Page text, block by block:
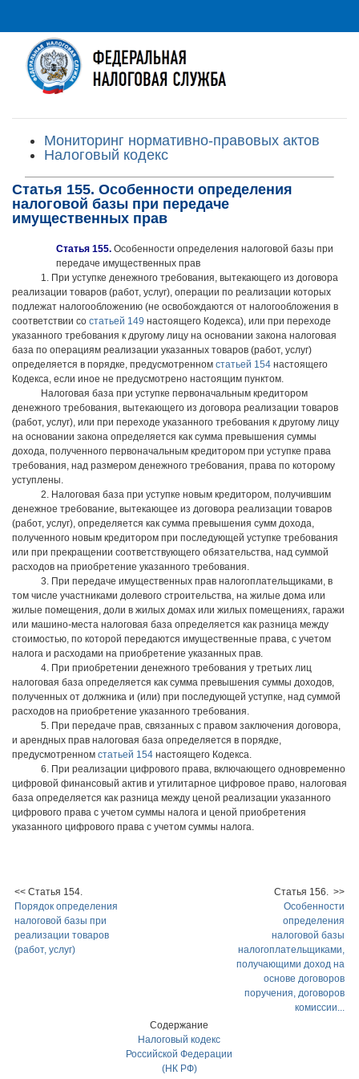
Мониторинг нормативно-правовых актов
Налоговый кодекс
Статья 155. Особенности определения
налоговой базы при передаче
имущественных прав
Статья 155. Особенности определения налоговой базы при
передаче имущественных прав
1. При уступке денежного требования, вытекающего из договора
реализации товаров (работ, услуг), операции по реализации которых
подлежат налогообложению (не освобождаются от налогообложения в
соответствии со статьей 149 настоящего Кодекса), или при переходе
указанного требования к другому лицу на основании закона налоговая
база по операциям реализации указанных товаров (работ, услуг)
определяется в порядке, предусмотренном статьей 154 настоящего
Кодекса, если иное не предусмотрено настоящим пунктом.
Налоговая база при уступке первоначальным кредитором
денежного требования, вытекающего из договора реализации товаров
(работ, услуг), или при переходе указанного требования к другому лицу
на основании закона определяется как сумма превышения суммы
дохода, полученного первоначальным кредитором при уступке права
требования, над размером денежного требования, права по которому
уступлены.
2. Налоговая база при уступке новым кредитором, получившим
денежное требование, вытекающее из договора реализации товаров
(работ, услуг), определяется как сумма превышения сумм дохода,
полученного новым кредитором при последующей уступке требования
или при прекращении соответствующего обязательства, над суммой
расходов на приобретение указанного требования.
3. При передаче имущественных прав налогоплательщиками, в
том числе участниками долевого строительства, на жилые дома или
жилые помещения, доли в жилых домах или жилых помещениях, гаражи
или машино-места налоговая база определяется как разница между
стоимостью, по которой передаются имущественные права, с учетом
налога и расходами на приобретение указанных прав.
4. При приобретении денежного требования у третьих лиц
налоговая база определяется как сумма превышения суммы доходов,
полученных от должника и (или) при последующей уступке, над суммой
расходов на приобретение указанного требования.
5. При передаче прав, связанных с правом заключения договора,
и арендных прав налоговая база определяется в порядке,
предусмотренном статьей 154 настоящего Кодекса.
6. При реализации цифрового права, включающего одновременно
цифровой финансовый актив и утилитарное цифровое право, налоговая
база определяется как разница между ценой реализации указанного
цифрового права с учетом суммы налога и ценой приобретения
указанного цифрового права с учетом суммы налога.
<< Статья 154.
Порядок определения
налоговой базы при
реализации товаров
(работ, услуг)
Статья 156. >>
Особенности
определения
налоговой базы
налогоплательщиками,
получающими доход на
основе договоров
поручения, договоров
комиссии...
Содержание
Налоговый кодекс
Российской Федерации
(НК РФ)